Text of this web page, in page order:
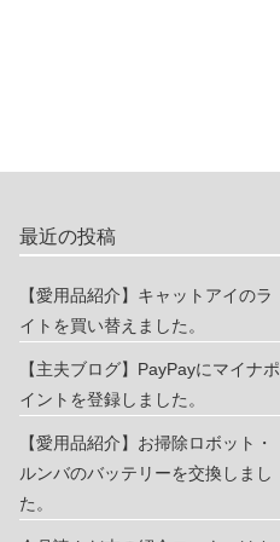
最近の投稿
【愛用品紹介】キャットアイのラ
イトを買い替えました。
【主夫ブログ】PayPayにマイナポ
イントを登録しました。
【愛用品紹介】お掃除ロボット・
ルンバのバッテリーを交換しまし
た。